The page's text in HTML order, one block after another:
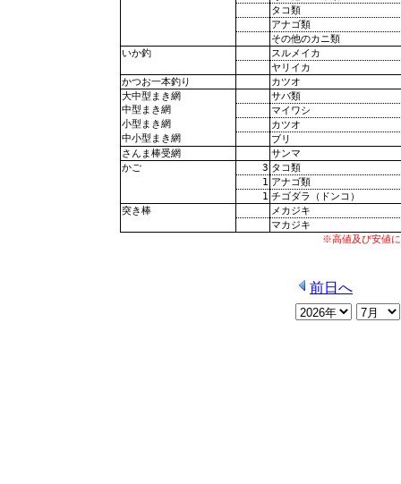
タコ類
アナゴ類
その他のカニ類
いか釣
スルメイカ
ヤリイカ
かつお一本釣り カツオ
大中型まき網 サバ類
中型まき網 マイワシ
小型まき網 カツオ
中小型まき網 ブリ
さんま棒受網 サンマ
かご 3 タコ類
1 アナゴ類
1 チゴダラ（ドンコ）
突き棒
メカジキ
マカジキ
※高値及び安値
前日へ